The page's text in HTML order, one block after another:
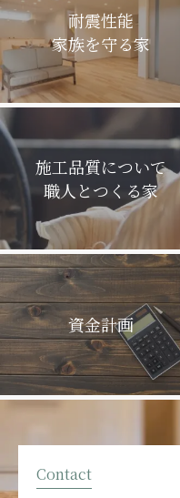
耐震性能
家族を守る家
施工品質について
職人とつくる家
資金計画
Contact